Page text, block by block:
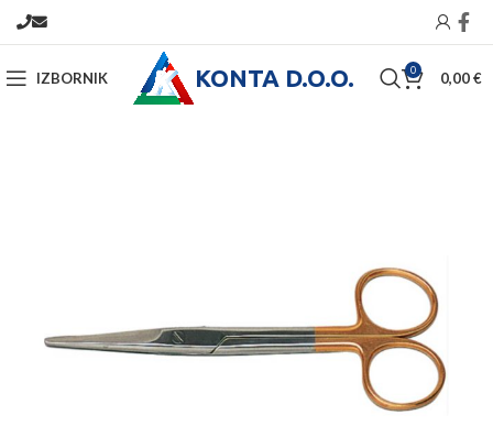
IZBORNIK KONTA D.O.O. 0 0,00€